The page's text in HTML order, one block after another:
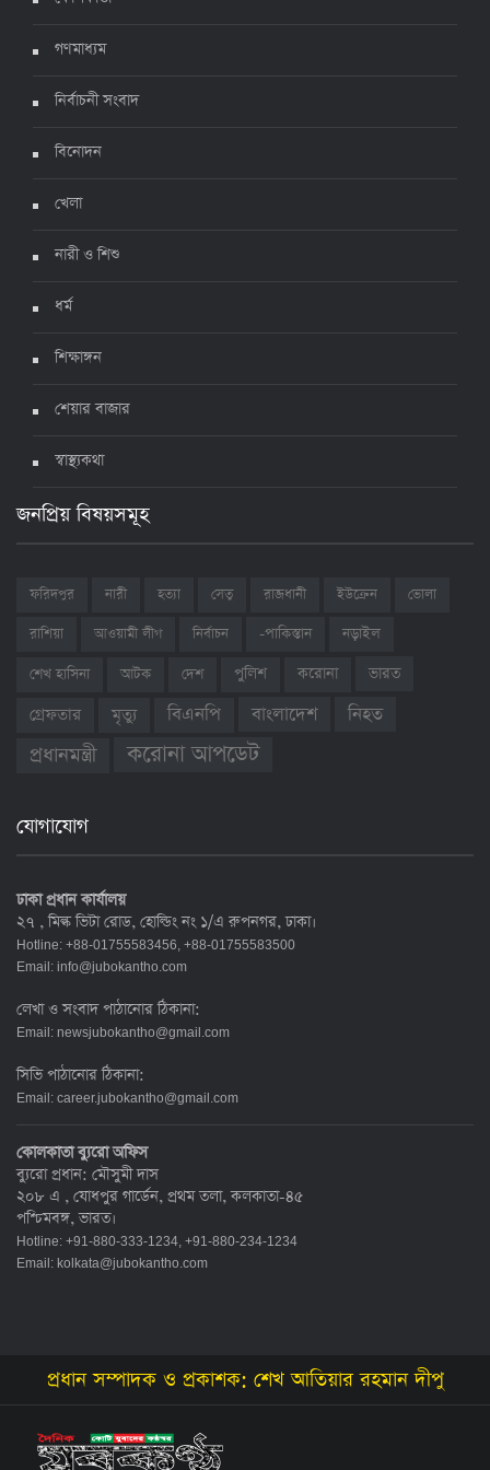
ঊর্ধ্বগতিতে সংক্রমণ, স্বাস্থ্যবিধিতে উদাসীনতা
গণমাধ্যম
নির্বাচনী সংবাদ
বিনোদন
খেলা
নারী ও শিশু
ধর্ম
শিক্ষাঙ্গন
শেয়ার বাজার
স্বাস্থ্যকথা
জনপ্রিয় বিষয়সমূহ
ফরিদপুর নারী হত্যা সেতু রাজধানী ইউক্রেন
ভোলা
রাশিয়া
আওয়ামী লীগ নির্বাচন -পাকিস্তান নড়াইল
শেখ হাসিনা আটক দেশ পুলিশ করোনা
ভারত
গ্রেফতার
মৃত্যু বিএনপি বাংলাদেশ নিহত
প্রধানমন্ত্রী করোনা আপডেট
যোগাযোগ
ঢাকা প্রধান কার্যালয়
২৭ , মিল্ক ভিটা রোড, হোল্ডিং নং ১/এ রুপনগর, ঢাকা।
Hotline: +88-01755583456, +88-01755583500
Email: info@jubokantho.com
লেখা ও সংবাদ পাঠানোর ঠিকানা:
Email: newsjubokantho@gmail.com
সিভি পাঠানোর ঠিকানা:
Email: career.jubokantho@gmail.com
কোলকাতা ব্যুরো অফিস
ব্যুরো প্রধান: মৌসুমী দাস
২০৮ এ , যোধপুর গার্ডেন, প্রথম তলা, কলকাতা-৪৫
পশ্চিমবঙ্গ, ভারত।
Hotline: +91-880-333-1234, +91-880-234-1234
Email: kolkata@jubokantho.com
প্রধান সম্পাদক ও প্রকাশক: শেখ আতিয়ার রহমান দীপু